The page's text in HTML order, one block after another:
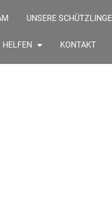
UNSERE SCHÜTZLINGE
HELFEN KONTAKT